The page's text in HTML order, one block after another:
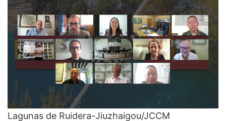
Lagunas de Ruidera-Jiuzhaigou/JCCM